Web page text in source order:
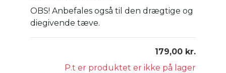
OBS! Anbefales også til den drægtige og
diegivende tæve.
179,00 kr.
P.t er produktet er ikke på lager